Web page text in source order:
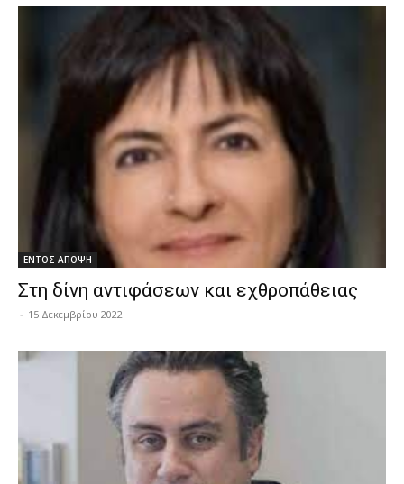
ΕΝΤΟΣ ΑΠΟΨΗ
Στη δίνη αντιφάσεων και εχθροπάθειας
- 15 Δεκεμβρίου 2022